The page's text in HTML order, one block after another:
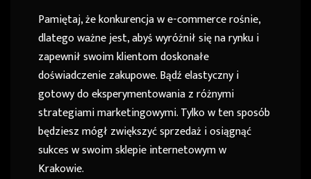
Pamiętaj, że konkurencja w e-commerce rośnie,
dlatego ważne jest, abyś wyróżnił się na rynku i
zapewnił swoim klientom doskonałe
doświadczenie zakupowe. Bądź elastyczny i
gotowy do eksperymentowania z różnymi
strategiami marketingowymi. Tylko w ten sposób
będziesz mógł zwiększyć sprzedaż i osiągnąć
sukces w swoim sklepie internetowym w
Krakowie.